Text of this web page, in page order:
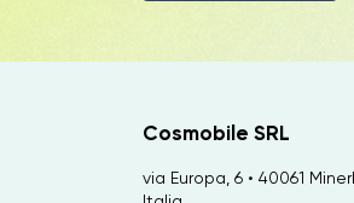
Cosmobile SRL
via Europa, 6 • 40061